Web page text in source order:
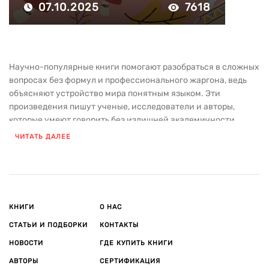
07.10.2025 7618
Научно-популярные книги помогают разобраться в сложных
вопросах без формул и профессионального жаргона, ведь
объясняют устройство мира понятным языком. Эти
произведения пишут ученые, исследователи и авторы,
которые умеют говорить без излишней академичности.
В каталоге издательства «Азбука» собрана литература,
Научпоп — это не учебник и не развлекательное чтение в
чистом виде. Жанр занимает особое место между этими
форматами, потому что:
ЧИТАТЬ ДАЛЕЕ
КНИГИ
СТАТЬИ И ПОДБОРКИ
НОВОСТИ
АВТОРЫ
О НАС
КОНТАКТЫ
ГДЕ КУПИТЬ КНИГИ
СЕРТИФИКАЦИЯ